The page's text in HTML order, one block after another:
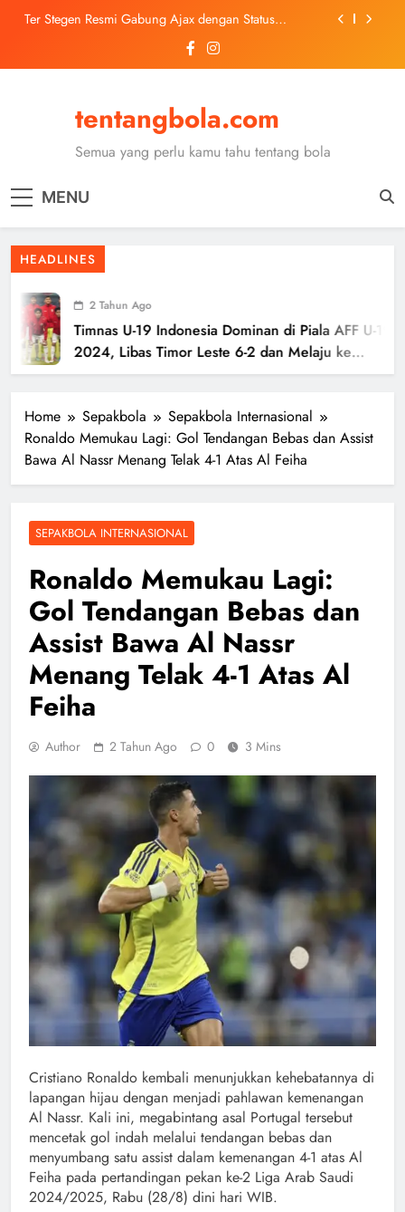
SkipTer Stegen Resmi Gabung Ajax dengan Status
Trabzonspor Mulai Negosiasi Mohamed Salah, Tes
Medis Dijadwalkan 5 Agustus
2026, Siap Tatap Putaran Provinsi
Kerolin Resmi Gabung Barcelona, Transfer
Dilaporkan Pecahkan Rekor Penjualan WSL
Pinjaman dari Barcelona
Trabzonspor Mulai Negosiasi Mohamed Salah, Tes
Medis Dijadwalkan 5 Agustus
Malang United U-13 Juara Piala Soeratin Kota Malang
2026, Siap Tatap Putaran Provinsi
tentangbola.com
Semua yang perlu kamu tahu tentang bola
MENU
HEADLINES
2 Tahun Ago
Timnas U-19 Indonesia Dominan di Piala AFF U-19
2024, Libas Timor Leste 6-2 dan Melaju ke
Semifinal
Home Sepakbola
Sepakbola Internasional
Ronaldo Memukau Lagi: Gol Tendangan Bebas dan Assist
Bawa Al Nassr Menang Telak 4-1 Atas Al Feiha
SEPAKBOLA INTERNASIONAL
Ronaldo Memukau Lagi:
Gol Tendangan Bebas dan
Assist Bawa Al Nassr
Menang Telak 4-1 Atas Al
Feiha
Author 2 Tahun Ago 0 3 Mins
Cristiano Ronaldo kembali menunjukkan kehebatannya di
lapangan hijau dengan menjadi pahlawan kemenangan
Al Nassr. Kali ini, megabintang asal Portugal tersebut
mencetak gol indah melalui tendangan bebas dan
menyumbang satu assist dalam kemenangan 4-1 atas Al
Feiha pada pertandingan pekan ke-2 Liga Arab Saudi
2024/2025, Rabu (28/8) dini hari WIB.